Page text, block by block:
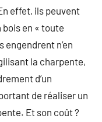
effet, ils peuvent
en « toute
engendrent n’en
la charpente,
d’un
de réaliser un
Et son coût ?